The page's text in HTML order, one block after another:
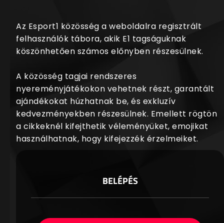
Az Esport1 közösség a weboldalra regisztrált
felhasználók tábora, akik E1 tagságuknak
köszönhetően számos előnyben részesülnek.
A közösség tagjai rendszeres
nyereményjátékokon vehetnek részt, garantált
ajándékokat húzhatnak be, és exkluzív
kedvezményekben részesülnek. Emellett rögtön
a cikkeknél kifejthetik véleményüket, emojikat
használhatnak, hogy kifejezzék érzelmeiket.
BELÉPÉS